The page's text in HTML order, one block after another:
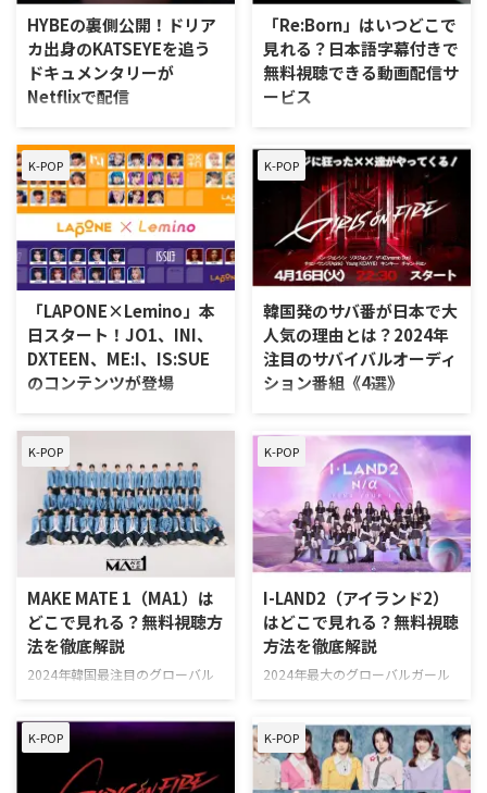
ABEMAプレミアムにランクアップ
することで、さらに快適に動画を
楽しむことができる。 なお、ボ
イプラ＆ガルプラのほかにも、
ILLITを生んだ「R U Next?」や
年8月18日（日）18：00より配信
スタート（初回エピソードは無料
で視聴可能！）。毎週日曜日に新
エピソードが配信。 「チャンネ
HYBEの裏側公開！ドリア
カ出身のKATSEYEを追う
ドキュメンタリーが
Netflixで配信
ドキュメンタリーシリーズ「ポッ
プスター・アカデミー: KATSEYE
になるまで」がNetflixにて8月21
日（水）より独占配信する。
「ポップスター・アカデミー:
KATSEYEになるまで」とは 本作
は、BTSらが所属する韓国の大手
事務所HYBEとアメリカの大手レ
Records、昨年9月から11月に開
催したグローバルオーディション
番組『The Debut: Dream
Academy』（通称：ドリアカ）
て結成された史上初のグローバ
ル・ガール …
「Re:Born」はいつどこで
見れる？日本語字幕付きで
無料視聴できる動画配信サ
ービス
ボーイズグループリアリティサバ
イバル番組「Re:Born」の視聴情
報をご紹介！ 韓国サバイバル番
組「Re:Born」の無料視聴方法 結
論から言うと、「Re:Born」を視
聴するのにおすすめの動画配信サ
ービスは「ABEMAプレミアム」。
ABEMAプレミアムの特徴 ABEMA
ABEMAプレミアムにランクアップ
することで、さらに快適に動画を
楽しむことができる。 なお、ボ
イプラ＆ガルプラのほかにも、
& …
K-POP
「LAPONE×Lemino」本
日スタート！JO1、INI、
DXTEEN、ME:I、IS:SUE
のコンテンツが登場
映像配信サービス「Lemino®」に
て、「LAPONE Entertainment」
および「LAPONE GIRLS」に所属
するアーティストの出演作品が
続々集結、配信される
「LAPONE×Lemino」が本日よ
りスタート！
「LAPONE×Lemino」とは？ 大
「PRODUCE 101 JAPAN」シリー
ズから誕生したJO1、INI、ME:Iな
ど、各所属アーティストが出演す
る作品や関連作品が集まった
よりJO1 …
K-POP
韓国発のサバ番が日本で大
人気の理由とは？2024年
注目のサバイバルオーディ
ション番組《4選》
韓国発のサバイバルオーディショ
ン番組が日本で大人気の理由と
は？ コロナ禍によって一度は落
ち込んだアイドル市場は、SNSや
ライブ配信などオンラインを活用
したコミュニケーションが確立さ
れたことで、2021年度には約
1,500億円、2022年度には約
規模に。さらに2023年度のコロ
ナ禍以降は、コンサートなどのリ
アルイベントが復活し、1,900億
円(予測)まで上昇した。 サバイバ
体は、アイドル文化が根付く日本
では珍しい …
K-POP
MAKE MATE 1（MA1）は
どこで見れる？無料視聴方
法を徹底解説
2024年韓国最注目のグローバル
ボーイズグループデビュープロジ
ェクト「MAKE MATE 1」を視聴で
きる動画配信サービスについて紹
介する。 MA1はどこで配信？ 結
論から言うと、「MA1」を視聴す
K-POP
I-LAND2（アイランド2）
はどこで見れる？無料視聴
方法を徹底解説
2024年最大のグローバルガール
ズグループ誕生プロジェクト「I-
配信サービスについて紹介する。
I-LAND2（アイランド2）はどこで
配信？ 結論から言うと、「I-
K-POP K-POP